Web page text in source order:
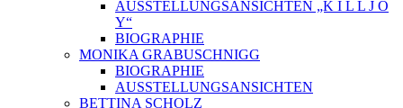
AUSSTELLUNGSANSICHTEN „K I L L J O
Y“
BIOGRAPHIE
MONIKA GRABUSCHNIGG
BIOGRAPHIE
AUSSTELLUNGSANSICHTEN
BETTINA SCHOLZ